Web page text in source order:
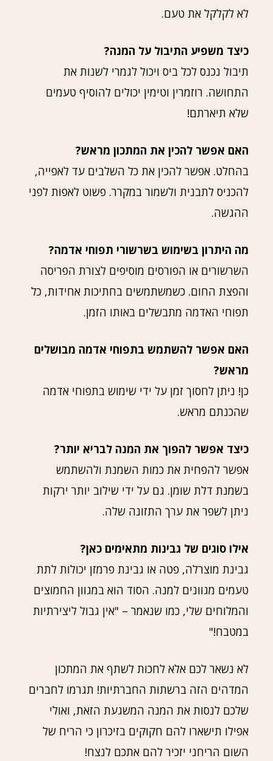
לא לקלקל את טעם.
כיצד משפיע התיבול על המנה?
תיבול נכנס לכל ביס ויכול לגמרי לשנות את
התחושה. רוזמרין וטימין יכולים להוסיף טעמים
שלא תיארתם!
האם אפשר להכין את המתכון מראש?
בהחלט. אפשר להכין את כל השלבים עד לאפייה,
להכניס לתבנית ולשמור במקרר. פשוט לאפות לפני
ההגשה.
מה היתרון בשימוש בשרשורי תפוחי אדמה?
השרשורים או הפורסים מוסיפים לצורת הפריסה
והפצת החום. כשמשתמשים בחתיכות אחידות, כל
תפוחי האדמה מתבשלים באותו הזמן.
האם אפשר להשתמש בתפוחי אדמה מבושלים
מראש?
כן! ניתן לחסוך זמן על ידי שימוש בתפוחי אדמה
שהכנתם מראש.
כיצד אפשר להפוך את המנה לבריא יותר?
אפשר להפחית את כמות השמנת ולהשתמש
בשמנת דלת שומן. גם על ידי שילוב יותר ירקות
ניתן לשפר את ערך התזונה שלה.
אילו סוגים של גבינות מתאימים כאן?
גבינת מוצרלה, פטה או גבינת פרמזן יכולות לתת
טעמים מגוונים למנה. הסוד הוא במגוון החמוצים
והמלוחים שלי, כמו שנאמר – "אין גבול ליצירתיות
במטבח!"
לא נשאר לכם אלא לחכות לשתף את המתכון
המדהים הזה ברשתות החברתיות! תגרמו לחברים
שלכם לנסות את המנה המשגעת הזאת, ואולי
אפילו תישארו להם חקוקים בזיכרון כי הריח של
השום הריחני יזכיר להם אתכם לנצח!